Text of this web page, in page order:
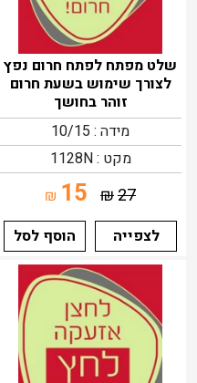
שלט מפתח לפתח חרום נפץ
לצורך שימוש בשעת חרום
זוהר בחושך
מידה : 10/15
מקט : 1128N
27
₪
15
₪
לצפייה
הוסף לסל